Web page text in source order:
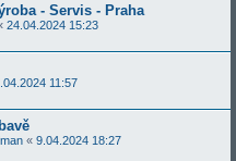
- Servis - Praha
24.04.2024 15:23
11:57
« 9.04.2024 18:27